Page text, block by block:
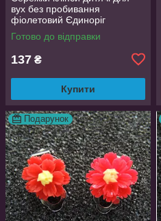
вух без пробивання
фіолетовий Єдиноріг
Готово до відправки
137 ₴
Купити
Подарунок